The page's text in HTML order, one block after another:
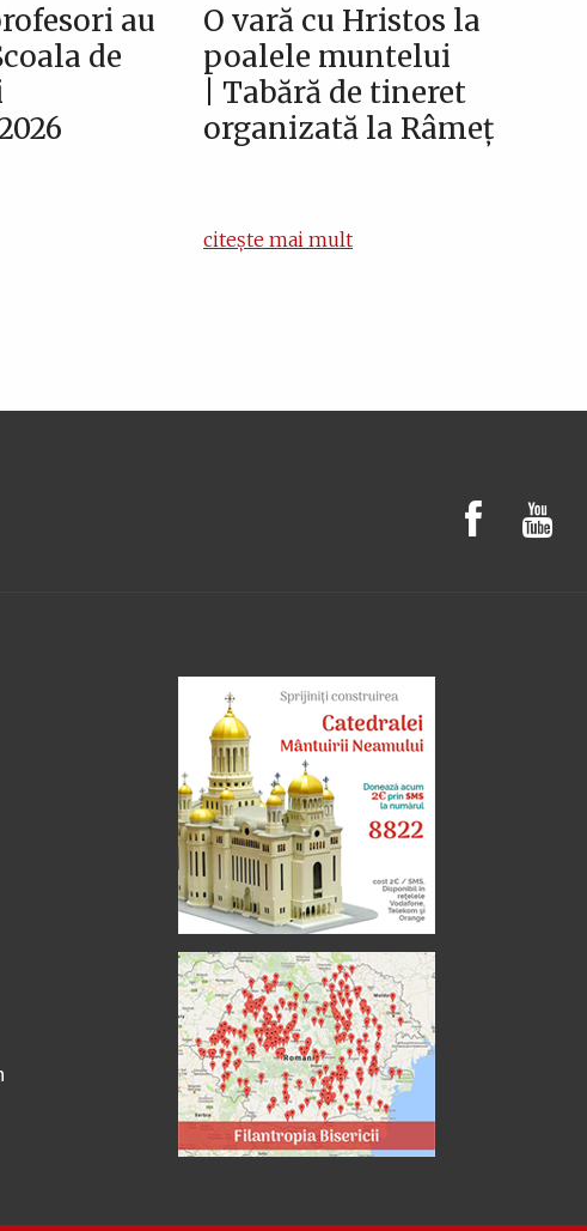
au
de
O vară cu Hristos la
poalele muntelui
| Tabără de tineret
organizată la Râmeț
citește mai mult